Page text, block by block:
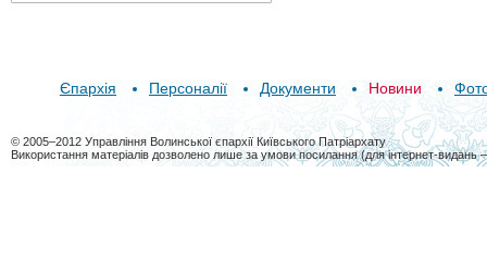
Єпархія Персоналії Документи Новини
© 2005–2012 Управління Волинської єпархії Київського Патріархату
Використання матеріалів дозволено лише за умови посилання (для інтернет-видань